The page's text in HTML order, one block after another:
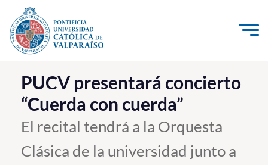
Click acá para ir directamente al contenido
La Universidad
Investigación, Creación e Innovación
PUCV Internacional
Vinculación con el Medio
PUCV presentará concierto
“Cuerda con cuerda”
El recital tendrá a la Orquesta
Clásica de la universidad junto a